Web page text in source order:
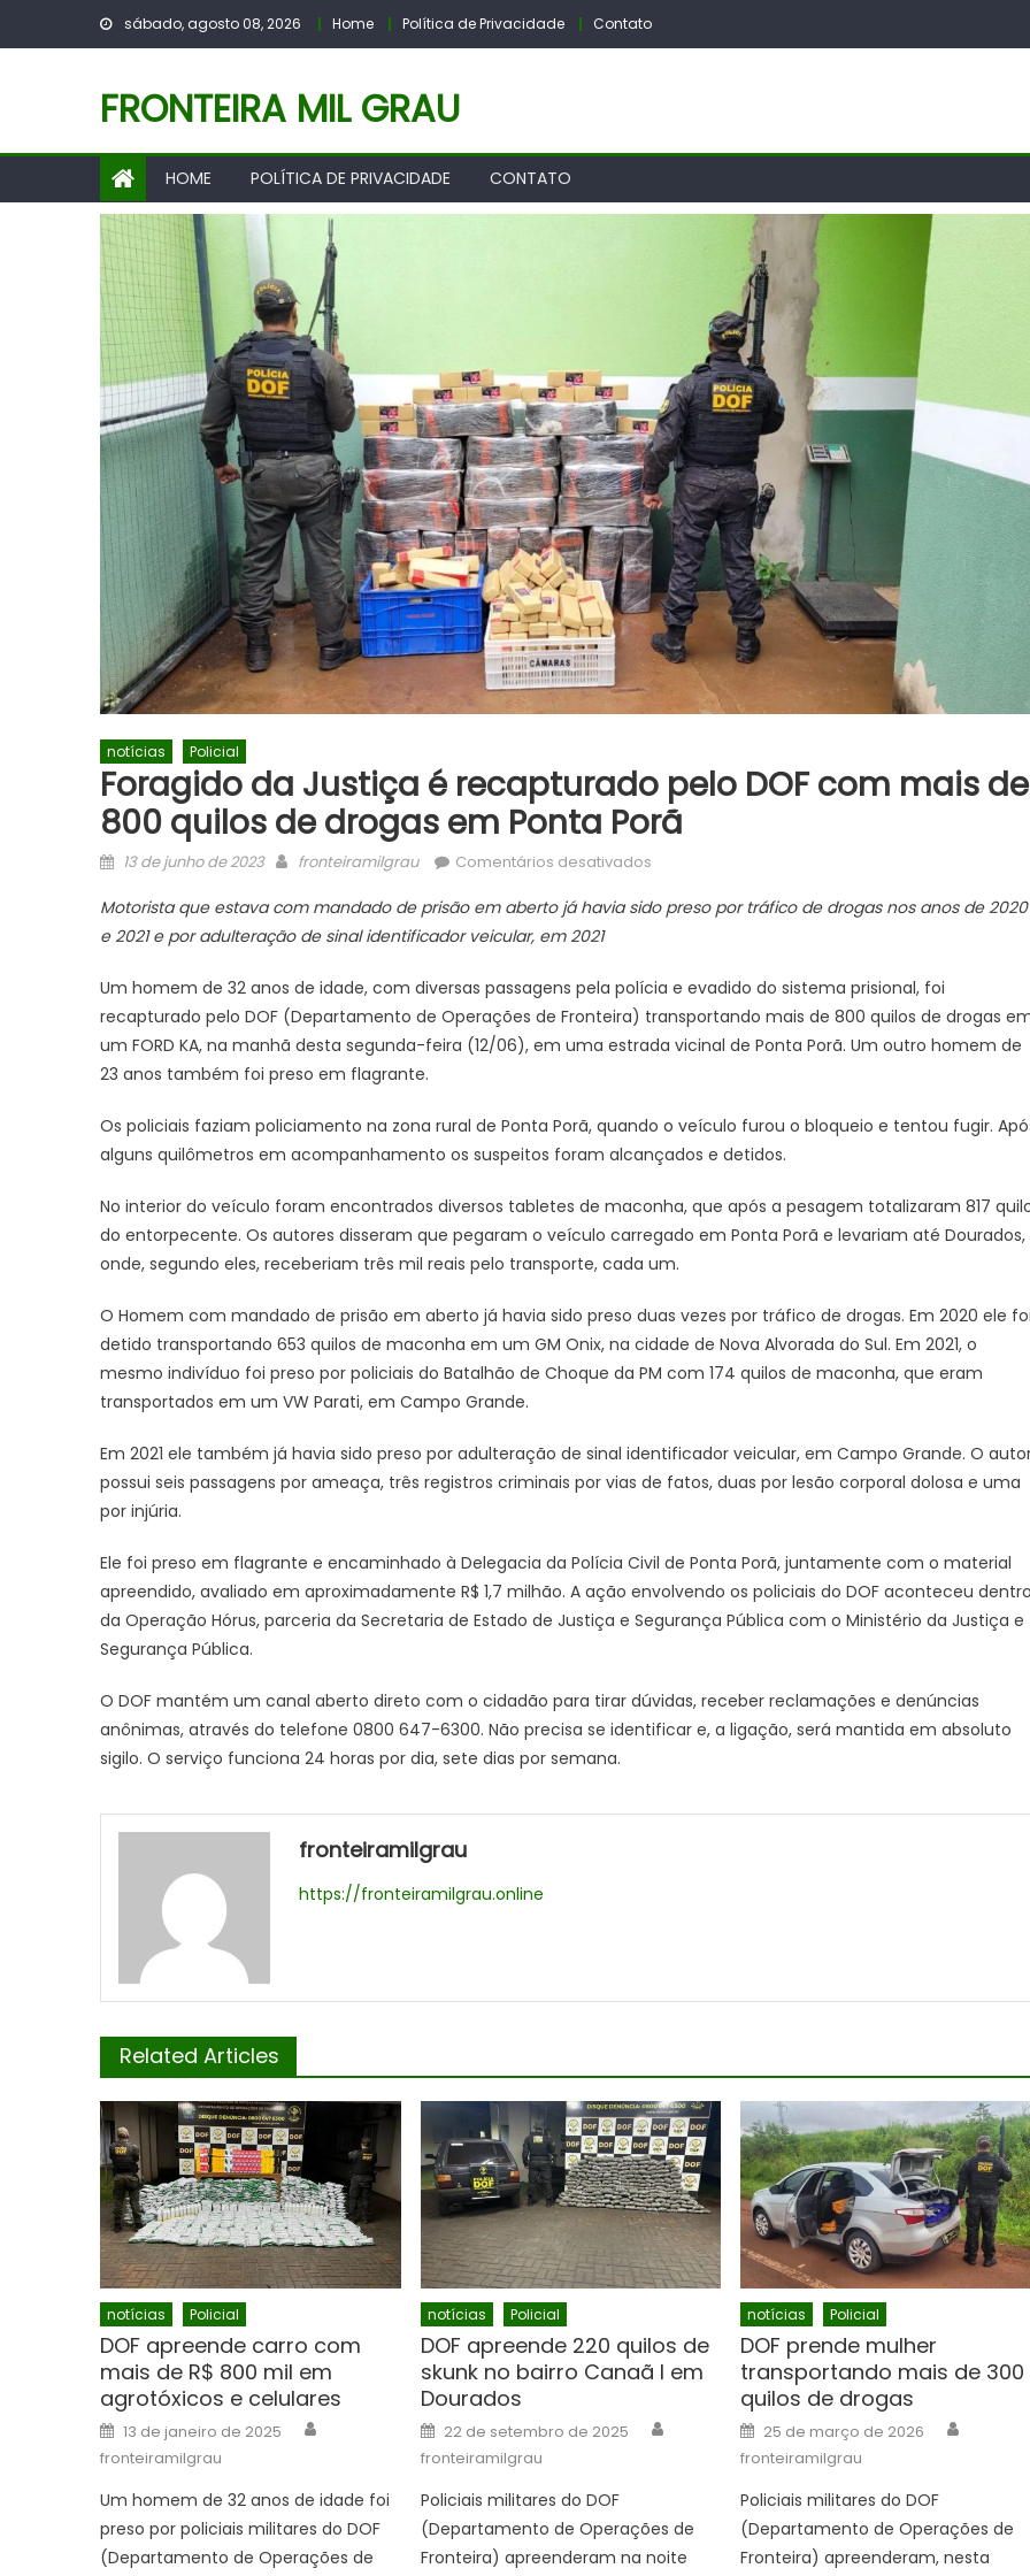
sábado, agosto 08, 2026 Home Política de Privacidade Contato
FRONTEIRA MIL GRAU
HOME POLÍTICA DE PRIVACIDADE CONTATO
notícias Policial
Foragido da Justiça é recapturado pelo DOF com mais de
800 quilos de drogas em Ponta Porã
Posted
13 de junho de 2023 Author
fronteiramilgrau Comentários desativados
da
recapturado
pelo
DOF
de
800
de
drogas
em
Porã
Motorista que estava com mandado de prisão em aberto já havia sido preso por tráfico de drogas nos anos de 2020
e 2021 e por adulteração de sinal identificador veicular, em 2021
Um homem de 32 anos de idade, com diversas passagens pela polícia e evadido do sistema prisional, foi
recapturado pelo DOF (Departamento de Operações de Fronteira) transportando mais de 800 quilos de drogas
um FORD KA, na manhã desta segunda-feira (12/06), em uma estrada vicinal de Ponta Porã. Um outro homem de
23 anos também foi preso em flagrante.
Os policiais faziam policiamento na zona rural de Ponta Porã, quando o veículo furou o bloqueio e tentou fugir.
alguns quilômetros em acompanhamento os suspeitos foram alcançados e detidos.
No interior do veículo foram encontrados diversos tabletes de maconha, que após a pesagem totalizaram 817
do entorpecente. Os autores disseram que pegaram o veículo carregado em Ponta Porã e levariam até Dourados,
onde, segundo eles, receberiam três mil reais pelo transporte, cada um.
O Homem com mandado de prisão em aberto já havia sido preso duas vezes por tráfico de drogas. Em 2020 ele
detido transportando 653 quilos de maconha em um GM Onix, na cidade de Nova Alvorada do Sul. Em 2021, o
mesmo indivíduo foi preso por policiais do Batalhão de Choque da PM com 174 quilos de maconha, que eram
transportados em um VW Parati, em Campo Grande.
Em 2021 ele também já havia sido preso por adulteração de sinal identificador veicular, em Campo Grande. O
possui seis passagens por ameaça, três registros criminais por vias de fatos, duas por lesão corporal dolosa e uma
por injúria.
Ele foi preso em flagrante e encaminhado à Delegacia da Polícia Civil de Ponta Porã, juntamente com o material
apreendido, avaliado em aproximadamente R$ 1,7 milhão. A ação envolvendo os policiais do DOF aconteceu
da Operação Hórus, parceria da Secretaria de Estado de Justiça e Segurança Pública com o Ministério da Justiça e
Segurança Pública.
O DOF mantém um canal aberto direto com o cidadão para tirar dúvidas, receber reclamações e denúncias
anônimas, através do telefone 0800 647-6300. Não precisa se identificar e, a ligação, será mantida em absoluto
sigilo. O serviço funciona 24 horas por dia, sete dias por semana.
fronteiramilgrau
https://fronteiramilgrau.online
Related Articles
notícias Policial
DOF apreende carro com
mais de R$ 800 mil em
agrotóxicos e celulares
Posted
on
13 de janeiro de 2025
fronteiramilgrau
Um homem de 32 anos de idade foi
preso por policiais militares do DOF
(Departamento de Operações de
notícias Policial
DOF apreende 220 quilos de
skunk no bairro Canaã I em
Dourados
Posted
on
22 de setembro de 2025
fronteiramilgrau
Policiais militares do DOF
(Departamento de Operações de
Fronteira) apreenderam na noite
notícias Policial
DOF prende mulher
transportando mais de 300
quilos de drogas
Posted
on
25 de março de 2026
fronteiramilgrau
Policiais militares do DOF
(Departamento de Operações de
Fronteira) apreenderam, nesta